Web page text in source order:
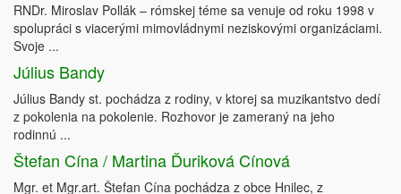
RNDr. Miroslav Pollák – rómskej téme sa venuje od roku 1998 v
spolupráci s viacerými mimovládnymi neziskovými organizáciami.
Svoje ...
Július Bandy
Július Bandy st. pochádza z rodiny, v ktorej sa muzikantstvo dedí
z pokolenia na pokolenie. Rozhovor je zameraný na jeho
rodinnú ...
Štefan Cína / Martina Ďuriková Cínová
Mgr. et Mgr.art. Štefan Cína pochádza z obce Hnilec, z